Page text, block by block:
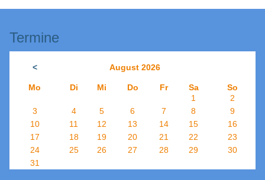
Termine
< August 2026
Mo Di Mi Do Fr Sa
So
1
2
3
4 5 6 7 8
9
10
11 12 13 14 15
16
17
18 19 20 21 22
23
24
25 26 27 28 29
30
31